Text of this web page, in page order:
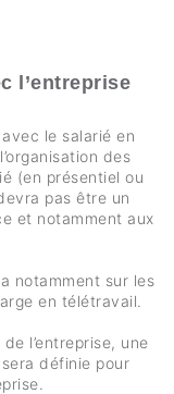
l’entreprise
le salarié en
des
(en présentiel ou
pas être un
et notamment aux
notamment sur les
en télétravail.
l’entreprise, une
définie pour